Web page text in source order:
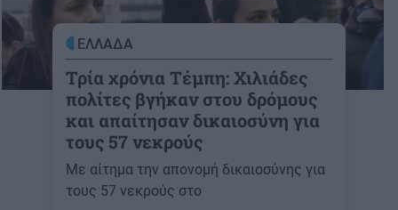
ΕΛΛΑΔΑ
Τρία χρόνια Τέμπη: Χιλιάδες
πολίτες βγήκαν στου δρόμους
και απαίτησαν δικαιοσύνη για
τους 57 νεκρούς
Με αίτημα την απονομή δικαιοσύνης για
τους 57 νεκρούς στο